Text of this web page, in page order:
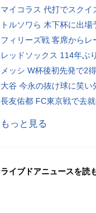
マイコラス 代打でスクイ
トルソワら 木下杯に出場
フィリーズ戦 客席からレ
レッドソックス 114年ぶ
メッシ W杯後初先発で2
大谷 今永の抜け球に笑い
長友佑都 FC東京戦で去
もっと見る
ライブドアニュースを読